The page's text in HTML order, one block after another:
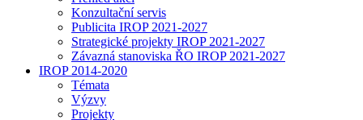
Konzultační servis
Publicita IROP 2021-2027
Strategické projekty IROP 2021-2027
Závazná stanoviska ŘO IROP 2021-2027
IROP 2014-2020
Témata
Výzvy
Projekty